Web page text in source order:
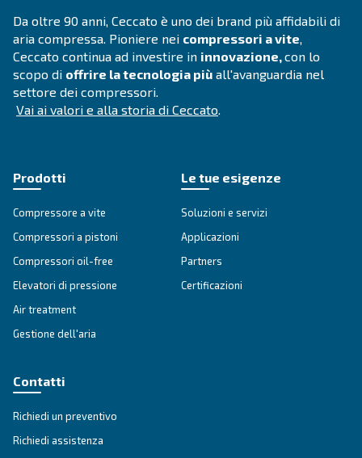
Cerchi il prodotto giusto per
APPLICAZIONI
Applicazioni dell'aria